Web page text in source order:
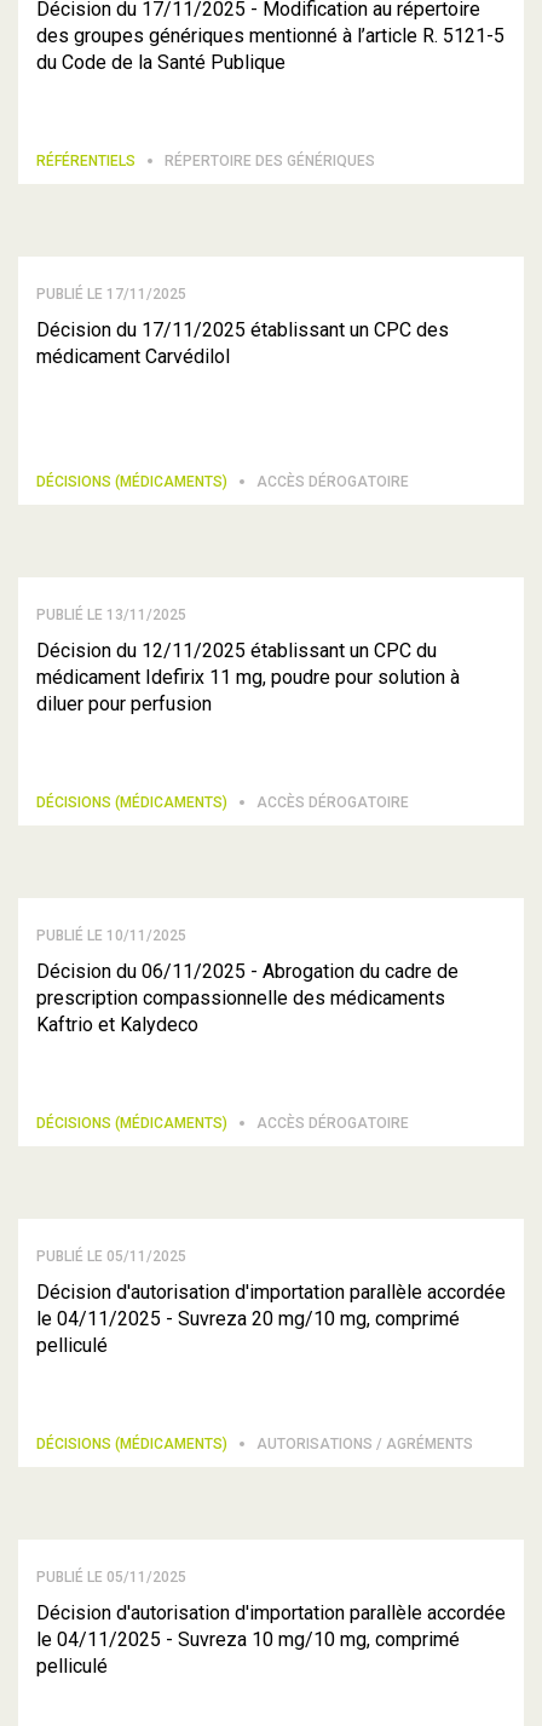
Décision du 17/11/2025 - Modification au répertoire
des groupes génériques mentionné à l’article R. 5121-5
du Code de la Santé Publique
RÉFÉRENTIELS RÉPERTOIRE DES GÉNÉRIQUES
PUBLIÉ LE 17/11/2025
Décision du 17/11/2025 établissant un CPC des
médicament Carvédilol
DÉCISIONS (MÉDICAMENTS) ACCÈS DÉROGATOIRE
PUBLIÉ LE 13/11/2025
Décision du 12/11/2025 établissant un CPC du
médicament Idefirix 11 mg, poudre pour solution à
diluer pour perfusion
DÉCISIONS (MÉDICAMENTS) ACCÈS DÉROGATOIRE
PUBLIÉ LE 10/11/2025
Décision du 06/11/2025 - Abrogation du cadre de
prescription compassionnelle des médicaments
Kaftrio et Kalydeco
DÉCISIONS (MÉDICAMENTS) ACCÈS DÉROGATOIRE
PUBLIÉ LE 05/11/2025
Décision d'autorisation d'importation parallèle accordée
le 04/11/2025 - Suvreza 20 mg/10 mg, comprimé
pelliculé
DÉCISIONS (MÉDICAMENTS) AUTORISATIONS / AGRÉMENTS
PUBLIÉ LE 05/11/2025
Décision d'autorisation d'importation parallèle accordée
le 04/11/2025 - Suvreza 10 mg/10 mg, comprimé
pelliculé